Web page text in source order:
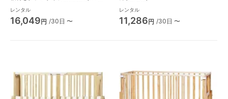
ーサークル
レンタル
16,049円 /30日 〜
レンタル
11,286円 /30日 〜